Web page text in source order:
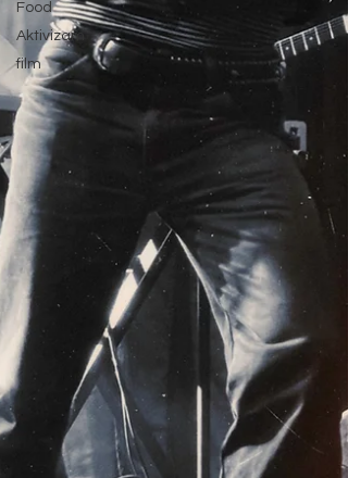
Food
Aktivizam
film